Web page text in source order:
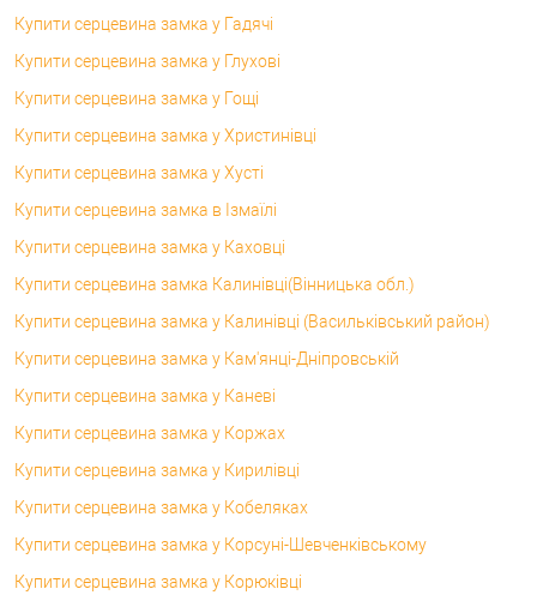
Купити серцевина замка у Гадячі
Купити серцевина замка у Глухові
Купити серцевина замка у Гощі
Купити серцевина замка у Христинівці
Купити серцевина замка у Хусті
Купити серцевина замка в Ізмаїлі
Купити серцевина замка у Каховці
Купити серцевина замка Калинівці(Вінницька обл.)
Купити серцевина замка у Калинівці (Васильківський район)
Купити серцевина замка у Кам'янці-Дніпровській
Купити серцевина замка у Каневі
Купити серцевина замка у Коржах
Купити серцевина замка у Кирилівці
Купити серцевина замка у Кобеляках
Купити серцевина замка у Корсунi-Шевченківському
Купити серцевина замка у Корюківці